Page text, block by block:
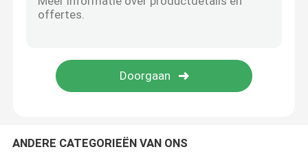
De Maat van de vliegtuigendruk
Digitale Vliegtuigentachometer
ANDERE CATEGORIEËN VAN ONS